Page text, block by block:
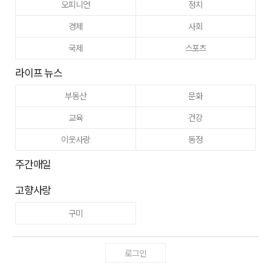
오피니언
정치
경제
사회
국제
스포츠
라이프 뉴스
부동산
문화
교육
건강
이웃사랑
동정
주간매일
고향사랑
구미
로그인